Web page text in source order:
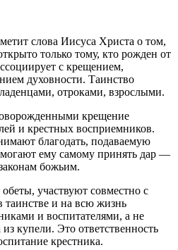
слова Иисуса Христа о том,
только тому, кто рожден от
с крещением,
духовности. Таинство
отроками, взрослыми.
крещение
и крестных восприемников.
благодать, подаваемую
ему самому принять дар —
божьим.
участвуют совместно с
и на всю жизнь
и воспитателями, а не
купели. Это ответственность
крестника.